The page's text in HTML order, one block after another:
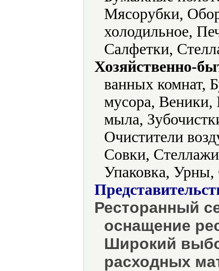
Мясорубки,
холодильное,
Салфетки,
Хозяйственно-
ванных комнат,
мусора, Веники,
мыла,
Очистители
Совки, Стеллажи
Упаковка,
Ресторанный
оснащение
Широкий
расходных